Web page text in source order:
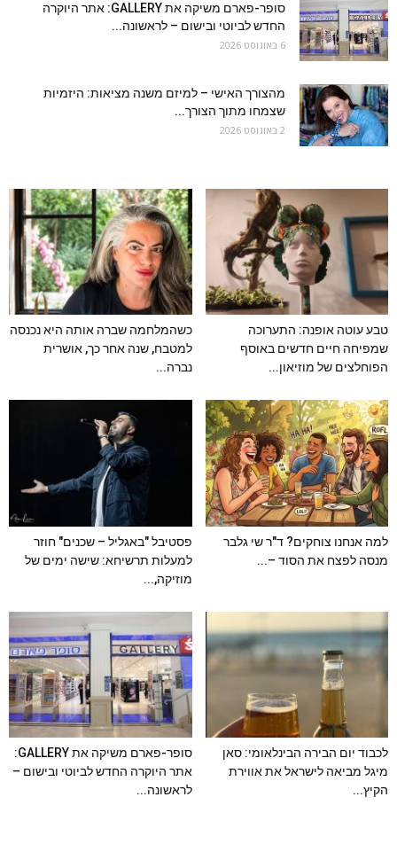
סופר-פארם משיקה את GALLERY: אתר היוקרה
החדש לביוטי ובישום – לראשונה...
6 באוגוסט 2026
מהצורך האישי – למיזם משנה מציאות: היזמיות
שצמחו מתוך הצורך...
2 באוגוסט 2026
טבע עוטה אופנה: התערוכה
שמפיחה חיים חדשים באוסף
הפוחלצים של מוזיאון...
כשהמלחמה שברה אותה היא נכנסה
למטבח, שנה אחר כך, אושרית
נברה...
למה אנחנו צוחקים? ד"ר שי גלבר
מנסה לפצח את הסוד –...
פסטיבל "באגליל – שכנים" חוזר
למעלות תרשיחא: שישה ימים של
מוזיקה,...
לכבוד יום הבירה הבינלאומי: סאן
מיגל מביאה לישראל את אווירת
הקיץ...
סופר-פארם משיקה את GALLERY:
אתר היוקרה החדש לביוטי ובישום –
לראשונה...